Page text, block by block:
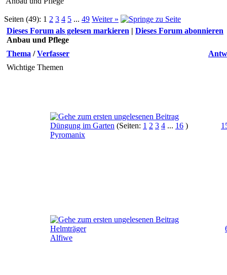
Seiten (49): 1 2 3 4 5 ... 49 Weiter »
Dieses Forum als gelesen markieren | Dieses Forum abonnieren
Anbau und Pflege
Thema /Verfasser
Wichtige Themen
Düngung im Garten (Seiten: 1 2 3 4 ... 16 )
Pyromanix
Helmträger
Alfiwe